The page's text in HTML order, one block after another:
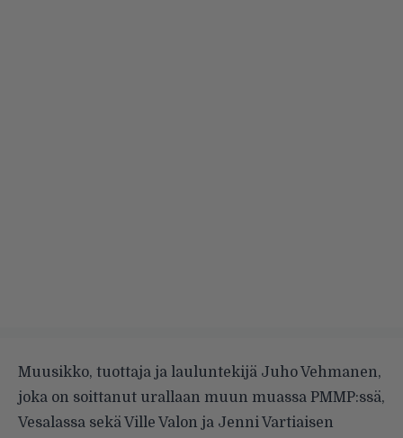
Muusikko, tuottaja ja lauluntekijä Juho Vehmanen,
joka on soittanut urallaan muun muassa PMMP:ssä,
Vesalassa sekä Ville Valon ja Jenni Vartiaisen